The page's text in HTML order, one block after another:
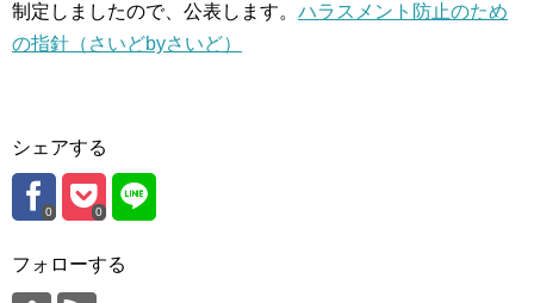
制定しましたので、公表します。 ハラスメント防止のため
の指針（さいどbyさいど）
シェアする
0 0
フォローする